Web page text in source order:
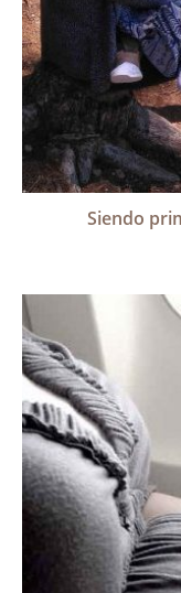
Siendo